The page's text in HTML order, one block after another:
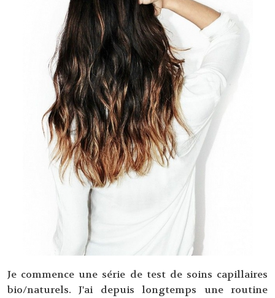
Je commence une série de test de soins capillaires
bio/naturels. J'ai depuis longtemps une routine